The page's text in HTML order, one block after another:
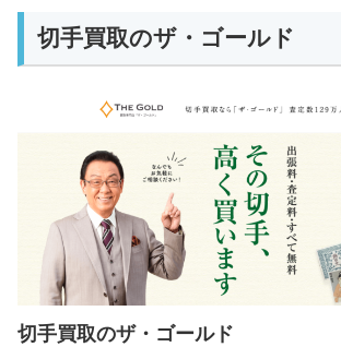
切手買取のザ・ゴールド
切手買取のザ・ゴールド